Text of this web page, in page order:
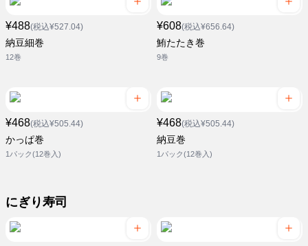
¥488(税込¥527.04)
納豆細巻
12巻
¥608(税込¥656.64)
鮪たたき巻
9巻
¥468(税込¥505.44)
かっぱ巻
1パック(12巻入)
¥468(税込¥505.44)
納豆巻
1パック(12巻入)
にぎり寿司